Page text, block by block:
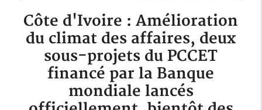
Côte d'Ivoire : Amélioration
du climat des affaires, deux
sous-projets du PCCET
financé par la Banque
mondiale lancés